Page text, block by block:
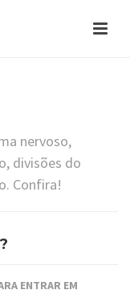
nervoso,
divisões do
Confira!
ENTRAR EM